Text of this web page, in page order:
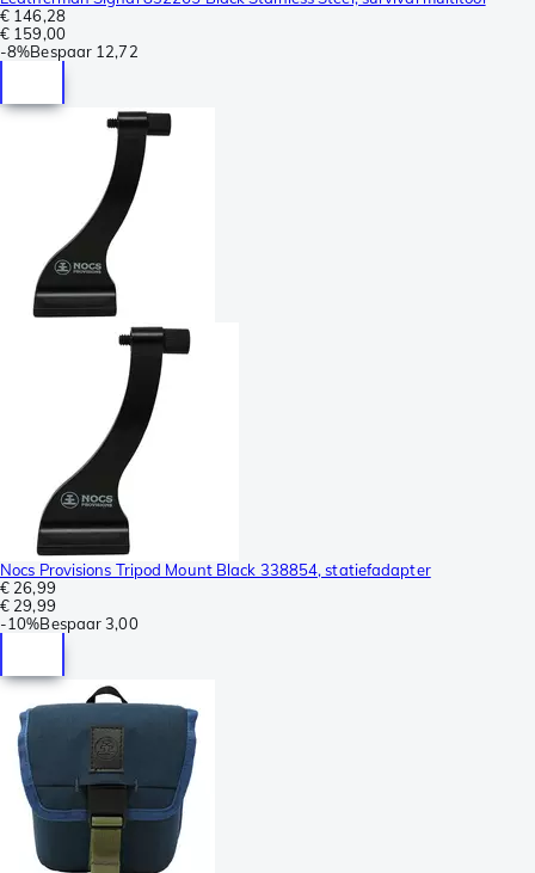
€ 146,28
€ 159,00
-8%Bespaar 12,72
Nocs Provisions Tripod Mount Black 338854, statiefadapter
€ 26,99
€ 29,99
-10%Bespaar 3,00